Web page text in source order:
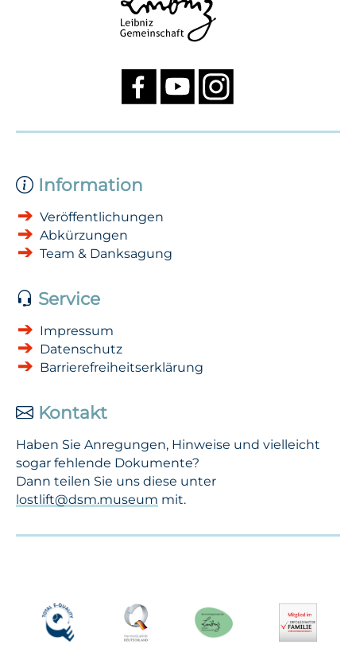
Information
Veröffentlichungen
Abkürzungen
Team & Danksagung
Service
Impressum
Datenschutz
Barrierefreiheitserklärung
Kontakt
Haben Sie Anregungen, Hinweise und vielleicht
sogar fehlende Dokumente?
Dann teilen Sie uns diese unter
lostlift@dsm.museum mit.